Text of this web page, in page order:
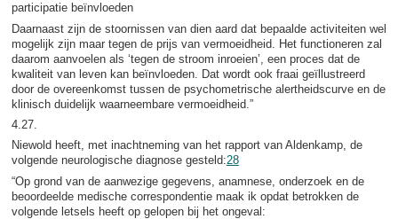
participatie beïnvloeden
Daarnaast zijn de stoornissen van dien aard dat bepaalde activiteiten wel
mogelijk zijn maar tegen de prijs van vermoeidheid. Het functioneren zal
daarom aanvoelen als ‘tegen de stroom inroeien’, een proces dat de
kwaliteit van leven kan beïnvloeden. Dat wordt ook fraai geïllustreerd
door de overeenkomst tussen de psychometrische alertheidscurve en de
klinisch duidelijk waarneembare vermoeidheid.”
4.27.
Niewold heeft, met inachtneming van het rapport van Aldenkamp, de
volgende neurologische diagnose gesteld:28
“Op grond van de aanwezige gegevens, anamnese, onderzoek en de
beoordeelde medische correspondentie maak ik opdat betrokken de
volgende letsels heeft op gelopen bij het ongeval: